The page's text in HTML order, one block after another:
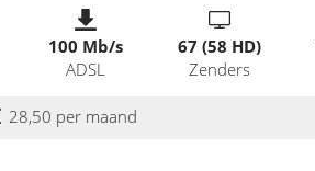
100 Mb/s
ADSL
67 (58 HD)
Zenders
28,50 per maand